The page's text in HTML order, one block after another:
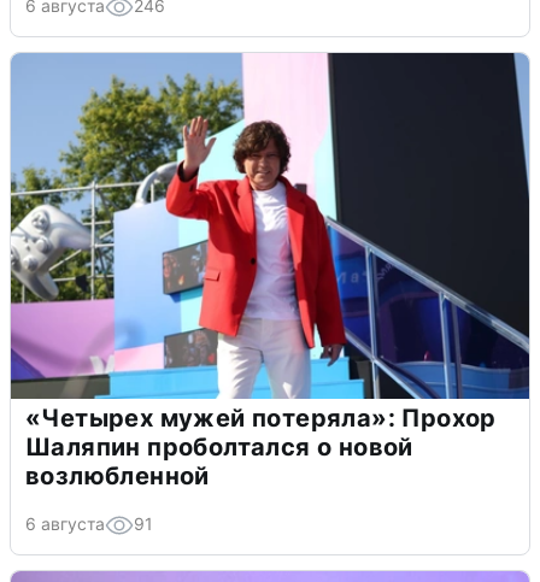
6 августа 246
«Четырех мужей потеряла»: Прохор
Шаляпин проболтался о новой
возлюбленной
6 августа 91